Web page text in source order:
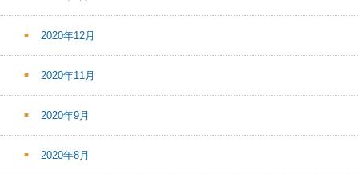
2020年12月
2020年11月
2020年9月
2020年8月